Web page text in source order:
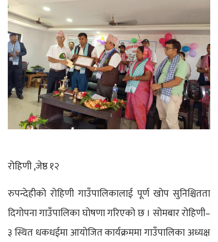
रोहिणी ,जेष्ठ १२
रुपन्देहीको रोहिणी गाउँपालिकालाई पूर्ण खोप सुनिश्चितता
दिगोपना गाउँपालिका घोषणा गरिएको छ । सोमबार रोहिणी–
३ स्थित धकधईमा आयोजित कार्यक्रममा गाउँपालिका अध्यक्ष